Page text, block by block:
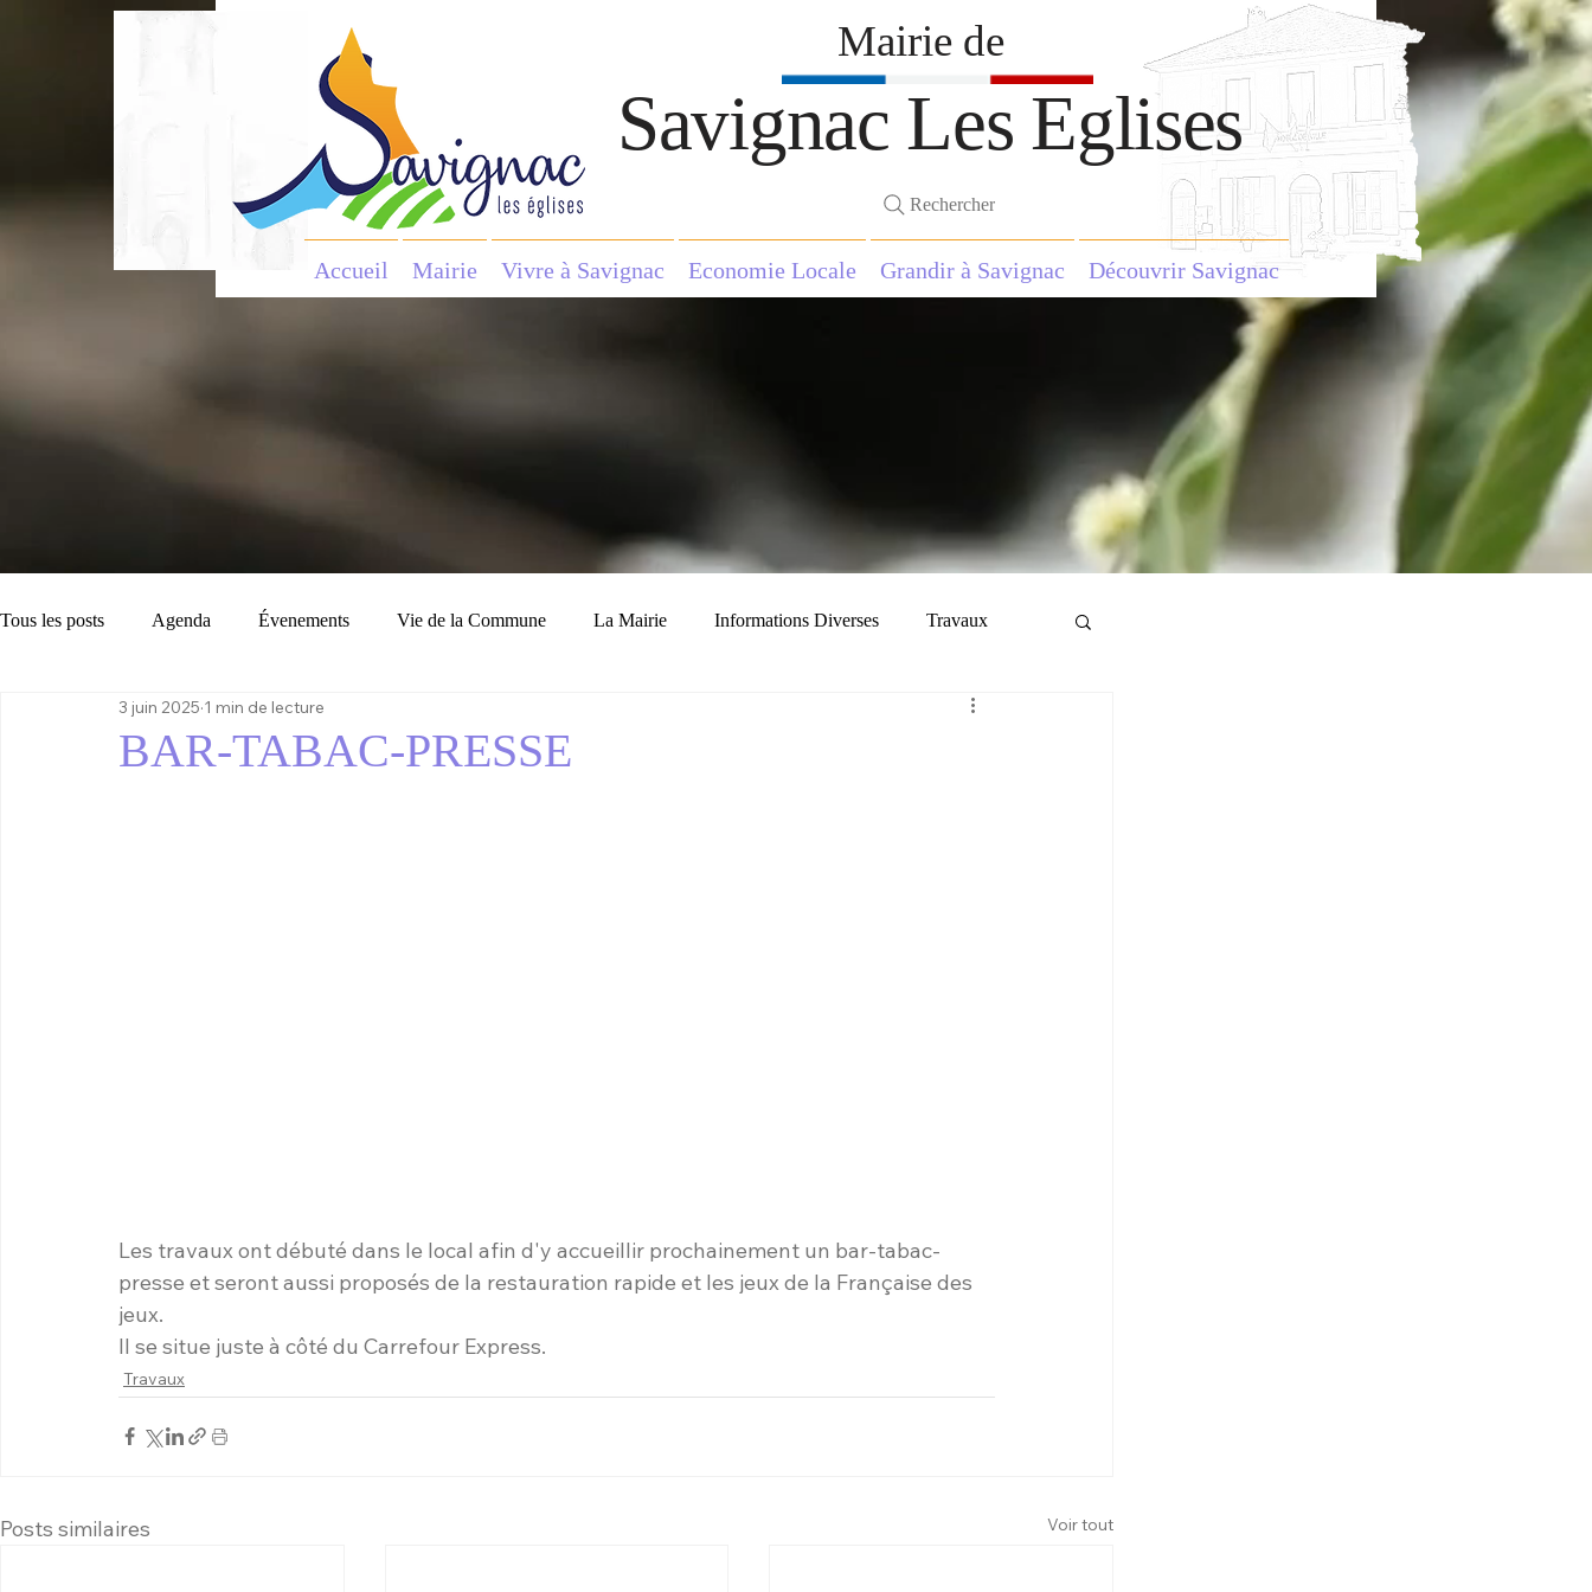
Savignac Les Eglises
Accueil Mairie Vivre à Savignac Economie Locale Grandir à Savignac Découvrir Savignac
Mairie de
Rechercher
Tous les posts Agenda Évenements Vie de la Commune La Mairie Informations Diverses Travaux
Tourisme Consignes
BAR-TABAC-PRESSE
3 juin 2025 1 min de lecture
Les travaux ont débuté dans le local afin d'y accueillir prochainement un bar-tabac-
presse et seront aussi proposés de la restauration rapide et les jeux de la Française des
jeux.
Il se situe juste à côté du Carrefour Express.
Travaux
Posts similaires Voir tout